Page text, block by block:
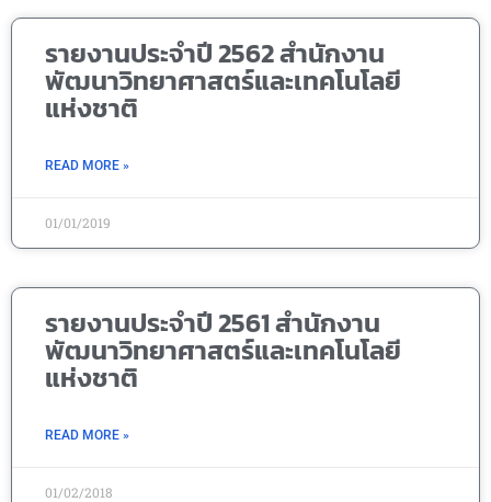
รายงานประจำปี 2562 สำนักงาน
พัฒนาวิทยาศาสตร์และเทคโนโลยี
แห่งชาติ
READ MORE »
01/01/2019
รายงานประจำปี 2561 สำนักงาน
พัฒนาวิทยาศาสตร์และเทคโนโลยี
แห่งชาติ
READ MORE »
01/02/2018